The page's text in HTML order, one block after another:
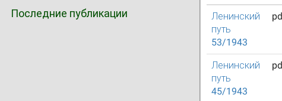
Последние публикации
Ленинский
путь
53/1943
Ленинский
путь
45/1943